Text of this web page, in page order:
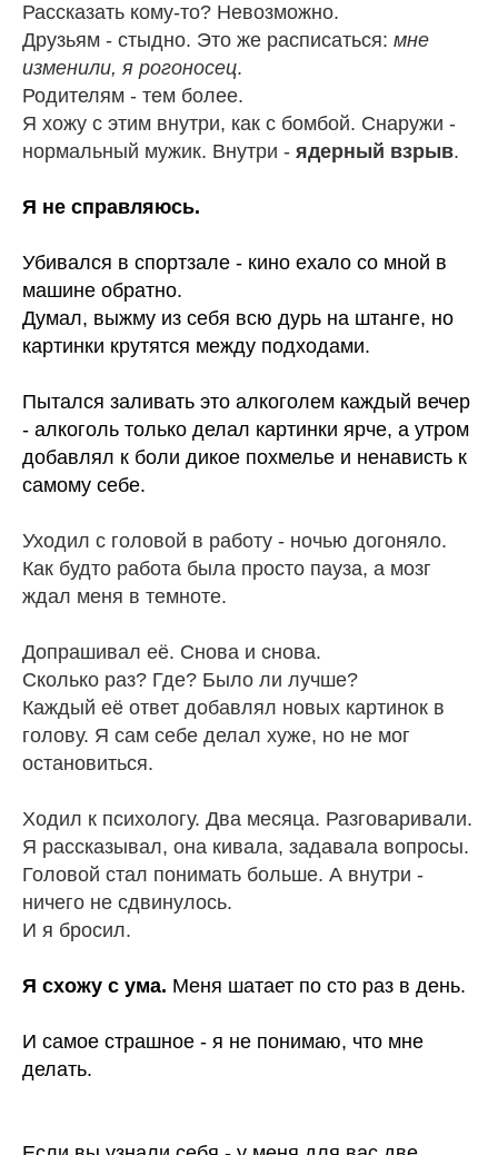
Рассказать кому-то? Невозможно.
Друзьям - стыдно. Это же расписаться: мне
изменили, я рогоносец.
Родителям - тем более.
Я хожу с этим внутри, как с бомбой. Снаружи -
нормальный мужик. Внутри - ядерный взрыв.
Я не справляюсь.
Убивался в спортзале - кино ехало со мной в
машине обратно.
Думал, выжму из себя всю дурь на штанге, но
картинки крутятся между подходами.
Пытался заливать это алкоголем каждый вечер
- алкоголь только делал картинки ярче, а утром
добавлял к боли дикое похмелье и ненависть к
самому себе.
Уходил с головой в работу - ночью догоняло.
Как будто работа была просто пауза, а мозг
ждал меня в темноте.
Допрашивал её. Снова и снова.
Сколько раз? Где? Было ли лучше?
Каждый её ответ добавлял новых картинок в
голову. Я сам себе делал хуже, но не мог
остановиться.
Ходил к психологу. Два месяца. Разговаривали.
Я рассказывал, она кивала, задавала вопросы.
Головой стал понимать больше. А внутри -
ничего не сдвинулось.
И я бросил.
Я схожу с ума. Меня шатает по сто раз в день.
И самое страшное - я не понимаю, что мне
делать.